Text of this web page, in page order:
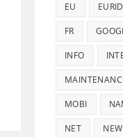
EU EURID
FR
INFO
MOBI
NET